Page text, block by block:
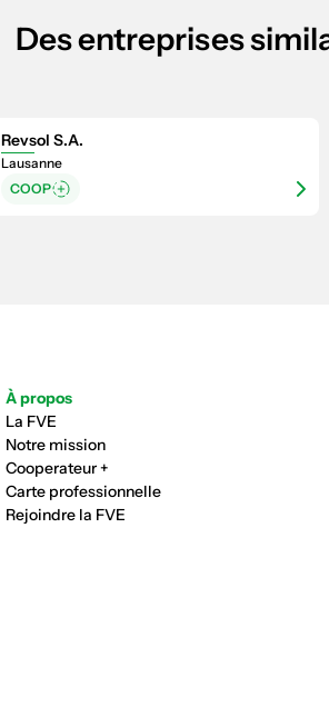
Des entreprises
Revsol S.A.
Lausanne
COOP
À propos
La FVE
Notre mission
Cooperateur +
Carte professionnelle
Rejoindre la FVE